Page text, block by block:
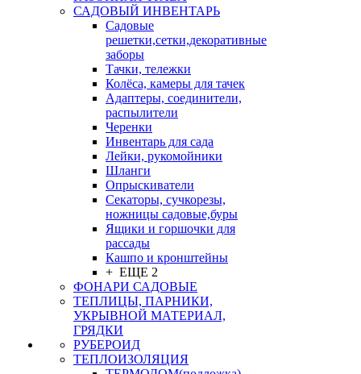
САДОВЫЙ ИНВЕНТАРЬ
Садовые
решетки,сетки,декоративные
заборы
Тачки, тележки
Колёса, камеры для тачек
Адаптеры, соединители,
распылители
Черенки
Инвентарь для сада
Лейки, рукомойники
Шланги
Опрыскиватели
Секаторы, сучкорезы,
ножницы садовые,буры
Ящики и горшочки для
рассады
Кашпо и кронштейны
+ ЕЩЕ 2
ФОНАРИ САДОВЫЕ
ТЕПЛИЦЫ, ПАРНИКИ,
УКРЫВНОЙ МАТЕРИАЛ,
ГРЯДКИ
РУБЕРОИД
ТЕПЛОИЗОЛЯЦИЯ